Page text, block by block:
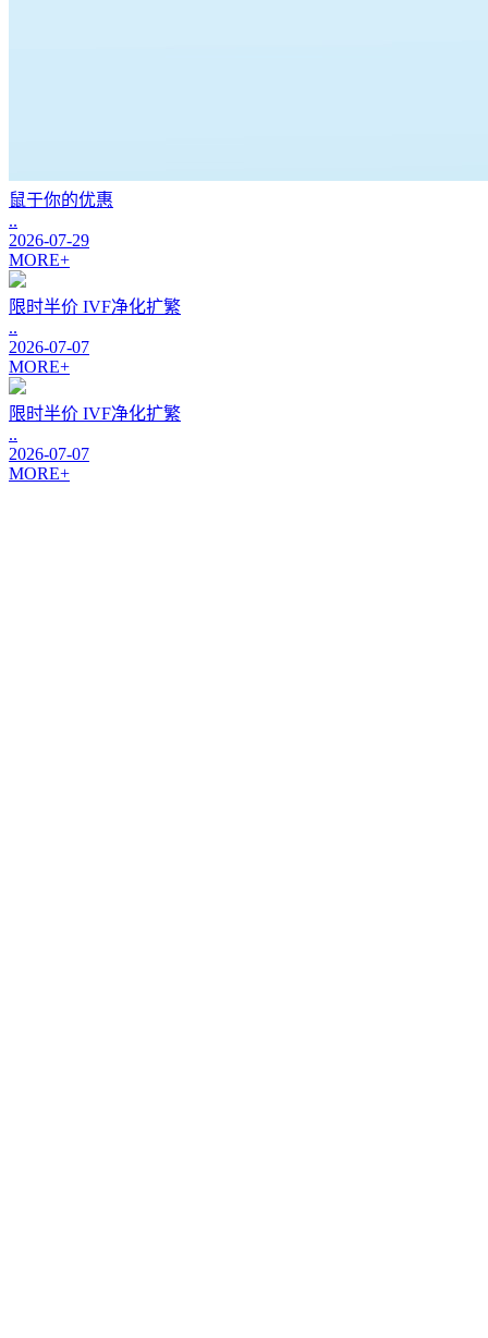
鼠于你的优惠
..
2026-07-29
MORE+
限时半价 IVF净化扩繁
..
2026-07-07
MORE+
限时半价 IVF净化扩繁
..
2026-07-07
MORE+